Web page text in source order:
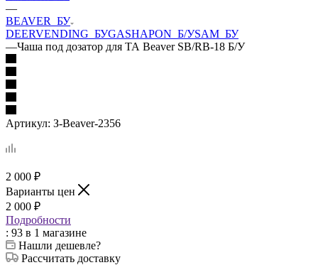
—
BEAVER_БУ
DEERVENDING_БУGASHAPON_Б/УSAM_БУ
—Чаша под дозатор для ТА Beaver SB/RB-18 Б/У
Артикул: З-Beaver-2356
2 000 ₽
Варианты цен
2 000 ₽
Подробности
: 93 в 1 магазине
Нашли дешевле?
Рассчитать доставку